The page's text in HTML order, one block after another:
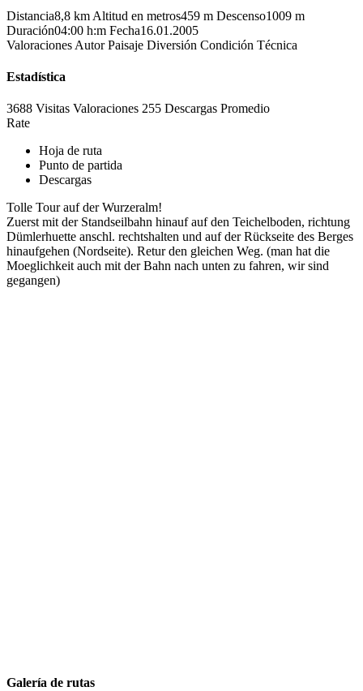
Distancia8,8 km Altitud en metros459 m Descenso1009 m
Duración04:00 h:m Fecha16.01.2005
Valoraciones Autor Paisaje Diversión Condición Técnica
Estadística
3688 Visitas Valoraciones 255 Descargas Promedio
Rate
Hoja de ruta
Punto de partida
Descargas
Tolle Tour auf der Wurzeralm!
Zuerst mit der Standseilbahn hinauf auf den Teichelboden, richtung
Dümlerhuette anschl. rechtshalten und auf der Rückseite des Berges
hinaufgehen (Nordseite). Retur den gleichen Weg. (man hat die
Moeglichkeit auch mit der Bahn nach unten zu fahren, wir sind
gegangen)
Galería de rutas